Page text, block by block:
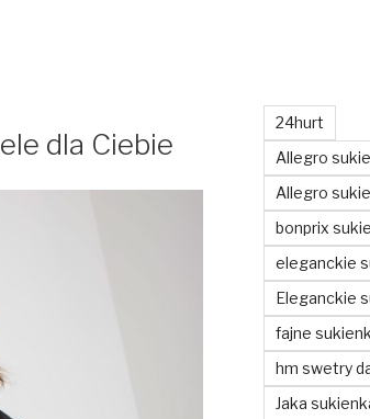
dla Ciebie
24hurt
Allegro
Allegro
bonprix
eleganckie
Eleganckie
fajne
hm swetry
Jaka